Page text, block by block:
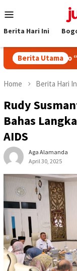
to
Menu
Berita Hari Ini
Berita Utama
“AHY Muda”,
Home Berita Hari
Rudy
Bahas
AIDS
Aga Alamanda
April 30, 2025